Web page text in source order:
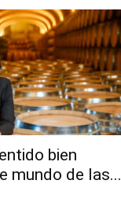
bien
mundo de las...